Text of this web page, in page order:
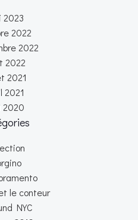
2023
2022
2022
2022
2021
2021
2020
le conteur
NYC